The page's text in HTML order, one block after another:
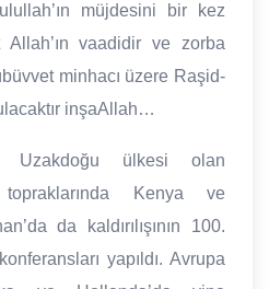
müjdesini bir kez
Allah’ın vaadidir ve zorba
minhacı üzere Raşid-
inşaAllah…
Uzakdoğu ülkesi olan
Kenya ve
da kaldırılışının 100.
yapıldı. Avrupa